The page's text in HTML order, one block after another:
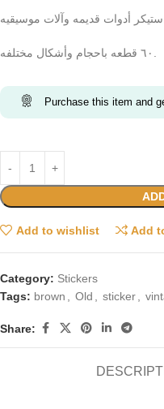
Purchase this item and
Add to wishlist Add
Category: Stickers
Tags: brown , Old , sticker,
Share: